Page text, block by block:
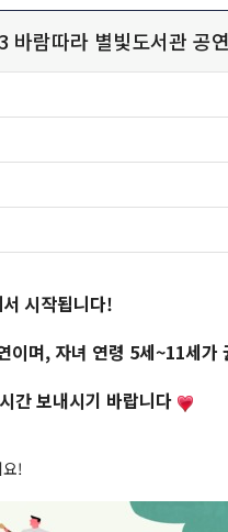
바람따라 별빛도서관 공
시작됩니다!
이며, 자녀 연령 5세~11세가
간 보내시기 바랍니다
!